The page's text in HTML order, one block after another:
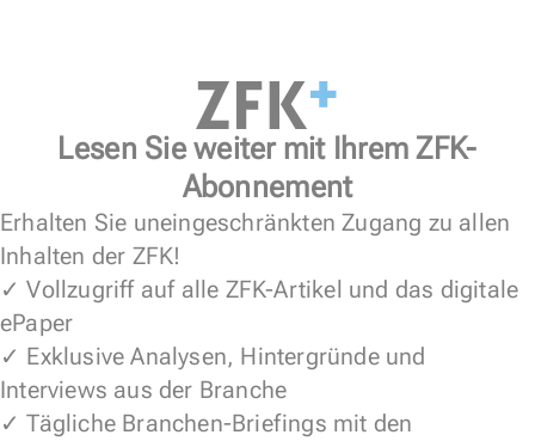
Lesen Sie weiter mit Ihrem ZFK-
Abonnement
Erhalten Sie uneingeschränkten Zugang zu allen
Inhalten der ZFK!
✓ Vollzugriff auf alle ZFK-Artikel und das digitale
ePaper
✓ Exklusive Analysen, Hintergründe und
Interviews aus der Branche
✓ Tägliche Branchen-Briefings mit den